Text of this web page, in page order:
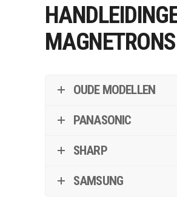
MAGNETRONS
OUDE MODELLEN
PANASONIC
SHARP
SAMSUNG